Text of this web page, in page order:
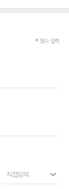
* 필수 입력
직접입력